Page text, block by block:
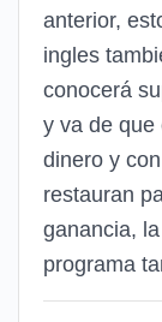
anterior,
ingles
conocerá
y va de que
dinero y
restauran
ganancia,
programa